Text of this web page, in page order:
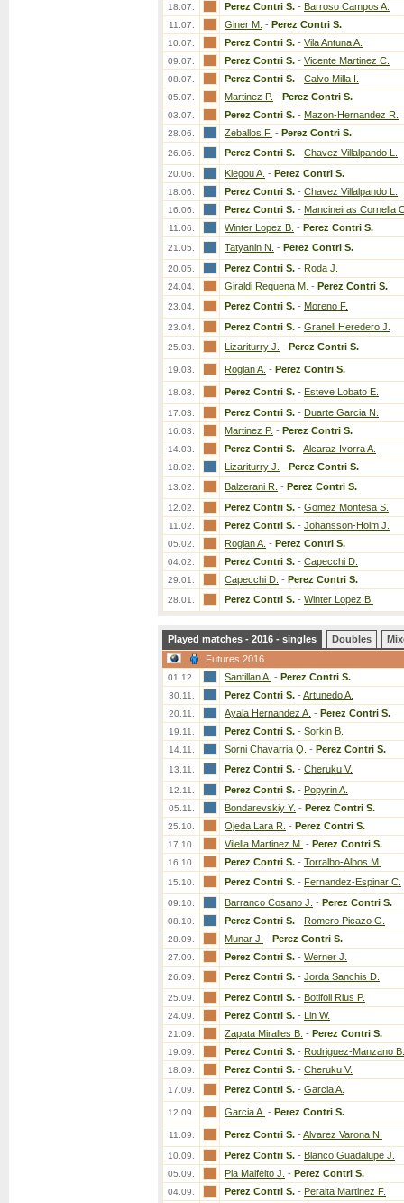
18.07. Perez Contri S. - Barroso Campos A.
11.07. Giner M. - Perez Contri S.
10.07. Perez Contri S. - Vila Antuna A.
09.07. Perez Contri S. - Vicente Martinez C.
08.07. Perez Contri S. - Calvo Milla I.
05.07. Martinez P. - Perez Contri S.
03.07. Perez Contri S. - Mazon-Hernandez R.
28.06. Zeballos F. - Perez Contri S.
26.06. Perez Contri S. - Chavez Villalpando L.
20.06. Klegou A. - Perez Contri S.
18.06. Perez Contri S. - Chavez Villalpando L.
16.06. Perez Contri S. - Mancineiras Cornella
11.06. Winter Lopez B. - Perez Contri S.
21.05. Tatyanin N. - Perez Contri S.
20.05. Perez Contri S. - Roda J.
24.04. Giraldi Requena M. - Perez Contri S.
23.04. Perez Contri S. - Moreno F.
23.04. Perez Contri S. - Granell Heredero J.
25.03. Lizariturry J. - Perez Contri S.
19.03. Roglan A. - Perez Contri S.
18.03. Perez Contri S. - Esteve Lobato E.
17.03. Perez Contri S. - Duarte Garcia N.
16.03. Martinez P. - Perez Contri S.
14.03. Perez Contri S. - Alcaraz Ivorra A.
18.02. Lizariturry J. - Perez Contri S.
13.02. Balzerani R. - Perez Contri S.
12.02. Perez Contri S. - Gomez Montesa S.
11.02. Perez Contri S. - Johansson-Holm J.
05.02. Roglan A. - Perez Contri S.
04.02. Perez Contri S. - Capecchi D.
29.01. Capecchi D. - Perez Contri S.
28.01. Perez Contri S. - Winter Lopez B.
Played matches - 2016 - singles Doubles
Futures 2016
01.12. Santillan A. - Perez Contri S.
30.11. Perez Contri S. - Artunedo A.
20.11. Ayala Hernandez A. - Perez Contri S.
19.11. Perez Contri S. - Sorkin B.
14.11. Sorni Chavarria Q. - Perez Contri S.
13.11. Perez Contri S. - Cheruku V.
12.11. Perez Contri S. - Popyrin A.
05.11. Bondarevskiy Y. - Perez Contri S.
25.10. Ojeda Lara R. - Perez Contri S.
17.10. Vilella Martinez M. - Perez Contri S.
16.10. Perez Contri S. - Torralbo-Albos M.
15.10. Perez Contri S. - Fernandez-Espinar C.
09.10. Barranco Cosano J. - Perez Contri S.
08.10. Perez Contri S. - Romero Picazo G.
28.09. Munar J. - Perez Contri S.
27.09. Perez Contri S. - Werner J.
26.09. Perez Contri S. - Jorda Sanchis D.
25.09. Perez Contri S. - Botifoll Rius P.
24.09. Perez Contri S. - Lin W.
21.09. Zapata Miralles B. - Perez Contri S.
19.09. Perez Contri S. - Rodriguez-Manzano B.
18.09. Perez Contri S. - Cheruku V.
17.09. Perez Contri S. - Garcia A.
12.09. Garcia A. - Perez Contri S.
11.09. Perez Contri S. - Alvarez Varona N.
10.09. Perez Contri S. - Blanco Guadalupe J.
05.09. Pla Malfeito J. - Perez Contri S.
04.09. Perez Contri S. - Peralta Martinez F.